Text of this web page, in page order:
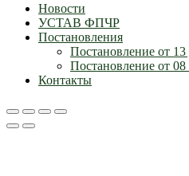
Новости
УСТАВ ФПЧР
Постановления
Постановление от 13
Постановление от 08
Контакты